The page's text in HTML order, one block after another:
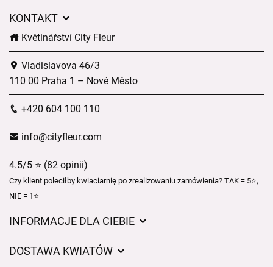
KONTAKT
Květinářství City Fleur
Vladislavova 46/3
110 00 Praha 1 – Nové Město
+420 604 100 110
info@cityfleur.com
4.5/5 ⭐ (82 opinii)
Czy klient poleciłby kwiaciarnię po zrealizowaniu zamówienia? TAK = 5⭐,
NIE = 1⭐
INFORMACJE DLA CIEBIE
DOSTAWA KWIATÓW